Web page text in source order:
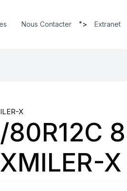
Nous Contacter "> Extranet
X
80R12C
X